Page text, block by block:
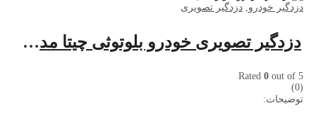
دزدگیر خودرو, دزدگیر تصویری
دزدگیر تصویری خودرو بلوتوثی چیتا مدل S886
Rated 0 out of 5
(0)
توضیحات: